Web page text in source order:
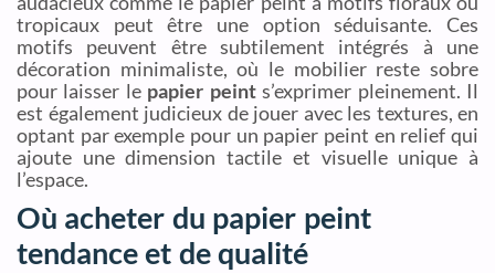
tropicaux peut être une option séduisante. Ces
motifs peuvent être subtilement intégrés à une
décoration minimaliste, où le mobilier reste sobre
pour laisser le papier peints’exprimer pleinement. Il
est également judicieux de jouer avec les textures, en
optant par exemple pour un papier peint en relief qui
ajoute une dimension tactile et visuelle unique à
l’espace.
Où acheter du papier peint
tendance et de qualité